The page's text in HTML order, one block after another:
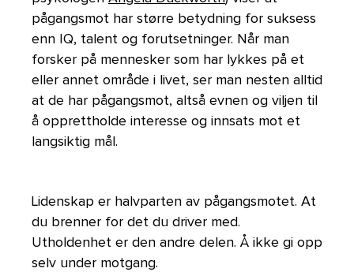
pågangsmot har større betydning for suksess
enn IQ, talent og forutsetninger. Når man
forsker på mennesker som har lykkes på et
eller annet område i livet, ser man nesten alltid
at de har pågangsmot, altså evnen og viljen til
å opprettholde interesse og innsats mot et
langsiktig mål.
Lidenskap er halvparten av pågangsmotet. At
du brenner for det du driver med.
Utholdenhet er den andre delen. Å ikke gi opp
selv under motgang.